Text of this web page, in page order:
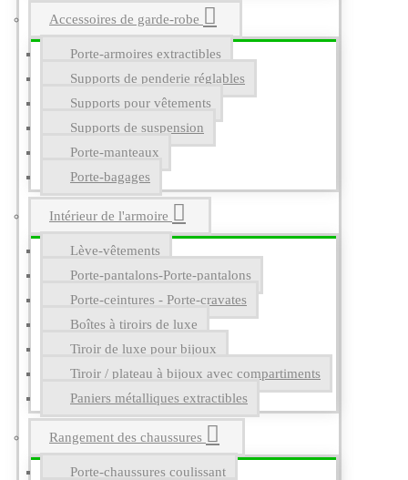
Accessoires de garde-robe
Porte-armoires extractibles
Supports de penderie réglables
Supports pour vêtements
Supports de suspension
Porte-manteaux
Porte-bagages
Intérieur de l'armoire
Lève-vêtements
Porte-pantalons-Porte-pantalons
Porte-ceintures - Porte-cravates
Boîtes à tiroirs de luxe
Tiroir de luxe pour bijoux
Tiroir / plateau à bijoux avec compartiments
Paniers métalliques extractibles
Rangement des chaussures
Porte-chaussures coulissant